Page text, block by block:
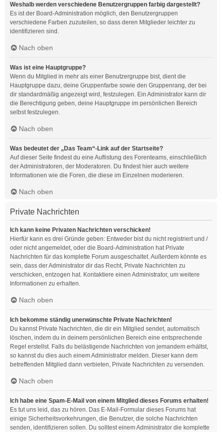
Weshalb werden verschiedene Benutzergruppen farbig dargestellt?
Es ist der Board-Administration möglich, den Benutzergruppen
verschiedene Farben zuzuteilen, so dass deren Mitglieder leichter zu
identifizieren sind.
Nach oben
Was ist eine Hauptgruppe?
Wenn du Mitglied in mehr als einer Benutzergruppe bist, dient die
Hauptgruppe dazu, deine Gruppenfarbe sowie den Gruppenrang, der bei
dir standardmäßig angezeigt wird, festzulegen. Ein Administrator kann dir
die Berechtigung geben, deine Hauptgruppe im persönlichen Bereich
selbst festzulegen.
Nach oben
Was bedeutet der „Das Team“-Link auf der Startseite?
Auf dieser Seite findest du eine Auflistung des Forenteams, einschließlich
der Administratoren, der Moderatoren. Du findest hier auch weitere
Informationen wie die Foren, die diese im Einzelnen moderieren.
Nach oben
Private Nachrichten
Ich kann keine Privaten Nachrichten verschicken!
Hierfür kann es drei Gründe geben: Entweder bist du nicht registriert und /
oder nicht angemeldet, oder die Board-Administration hat Private
Nachrichten für das komplette Forum ausgeschaltet. Außerdem könnte es
sein, dass der Administrator dir das Recht, Private Nachrichten zu
verschicken, entzogen hat. Kontaktiere einen Administrator, um weitere
Informationen zu erhalten.
Nach oben
Ich bekomme ständig unerwünschte Private Nachrichten!
Du kannst Private Nachrichten, die dir ein Mitglied sendet, automatisch
löschen, indem du in deinem persönlichen Bereich eine entsprechende
Regel erstellst. Falls du belästigende Nachrichten von jemandem erhältst,
so kannst du dies auch einem Administrator melden. Dieser kann dem
betreffenden Mitglied dann verbieten, Private Nachrichten zu versenden.
Nach oben
Ich habe eine Spam-E-Mail von einem Mitglied dieses Forums erhalten!
Es tut uns leid, das zu hören. Das E-Mail-Formular dieses Forums hat
einige Sicherheitsvorkehrungen, die Benutzer, die solche Nachrichten
senden, identifizieren sollen. Du solltest einem Administrator die komplette